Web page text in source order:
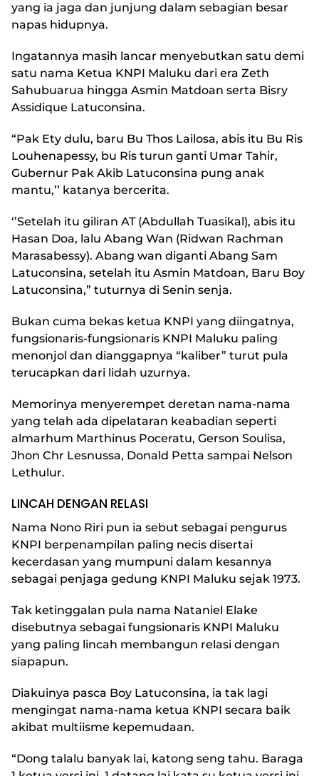
yang ia jaga dan junjung dalam sebagian besar
napas hidupnya.
Ingatannya masih lancar menyebutkan satu demi
satu nama Ketua KNPI Maluku dari era Zeth
Sahubuarua hingga Asmin Matdoan serta Bisry
Assidique Latuconsina.
“Pak Ety dulu, baru Bu Thos Lailosa, abis itu Bu Ris
Louhenapessy, bu Ris turun ganti Umar Tahir,
Gubernur Pak Akib Latuconsina pung anak
mantu,’’ katanya bercerita.
‘’Setelah itu giliran AT (Abdullah Tuasikal), abis itu
Hasan Doa, lalu Abang Wan (Ridwan Rachman
Marasabessy). Abang wan diganti Abang Sam
Latuconsina, setelah itu Asmin Matdoan, Baru Boy
Latuconsina,” tuturnya di Senin senja.
Bukan cuma bekas ketua KNPI yang diingatnya,
fungsionaris-fungsionaris KNPI Maluku paling
menonjol dan dianggapnya “kaliber” turut pula
terucapkan dari lidah uzurnya.
Memorinya menyerempet deretan nama-nama
yang telah ada dipelataran keabadian seperti
almarhum Marthinus Poceratu, Gerson Soulisa,
Jhon Chr Lesnussa, Donald Petta sampai Nelson
Lethulur.
LINCAH DENGAN RELASI
Nama Nono Riri pun ia sebut sebagai pengurus
KNPI berpenampilan paling necis disertai
kecerdasan yang mumpuni dalam kesannya
sebagai penjaga gedung KNPI Maluku sejak 1973.
Tak ketinggalan pula nama Nataniel Elake
disebutnya sebagai fungsionaris KNPI Maluku
yang paling lincah membangun relasi dengan
siapapun.
Diakuinya pasca Boy Latuconsina, ia tak lagi
mengingat nama-nama ketua KNPI secara baik
akibat multiisme kepemudaan.
“Dong talalu banyak lai, katong seng tahu. Baraga